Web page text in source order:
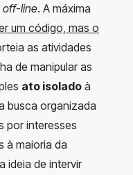
off-line. A máxima
um código, mas o
as atividades
de manipular as
ato isolado à
busca organizada
por interesses
à maioria da
ideia de intervir